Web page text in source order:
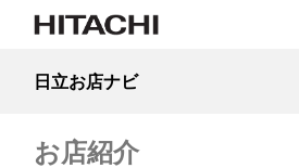
日立お店ナビ
お店紹介